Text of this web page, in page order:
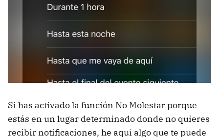
Si has activado la función No Molestar porque
estás en un lugar determinado donde no quieres
recibir notificaciones, he aquí algo que te puede